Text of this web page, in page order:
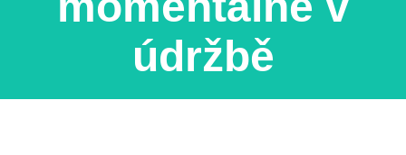
údržbě